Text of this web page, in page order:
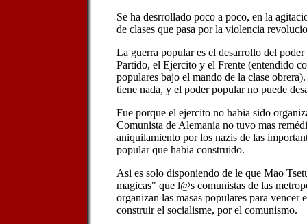
Se ha desrrollado poco a poco, en la
de clases que pasa por la violencia
La guerra popular es el desarrollo del
Partido, el Ejercito y el Frente (entendido
populares bajo el mando de la clase
tiene nada, y el poder popular no puede
Fue porque el ejercito no habia sido
Comunista de Alemania no tuvo mas
aniquilamiento por los nazis de las
popular que habia construido.
Asi es solo disponiendo de le que Mao
magicas" que l@s comunistas de las
organizan las masas populares para vencer
construir el socialisme, por el comunismo.